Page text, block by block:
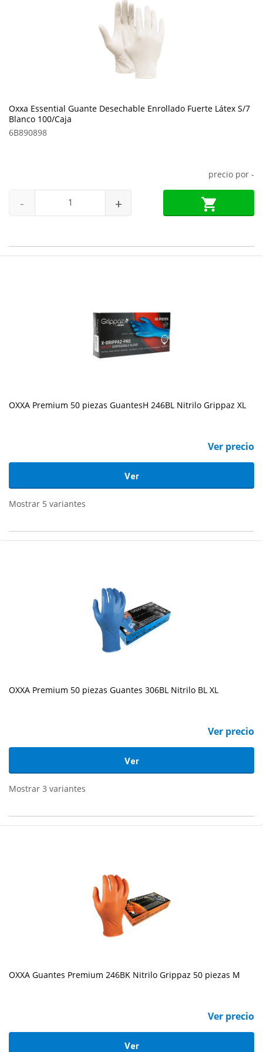
Oxxa Essential Guante Desechable Enrollado Fuerte Látex S/7
Blanco 100/Caja
6B890898
precio por -
- +
OXXA Premium 50 piezas GuantesH 246BL Nitrilo Grippaz XL
Ver precio
Ver
Mostrar 5 variantes
OXXA Premium 50 piezas Guantes 306BL Nitrilo BL XL
Ver precio
Ver
Mostrar 3 variantes
OXXA Guantes Premium 246BK Nitrilo Grippaz 50 piezas M
Ver precio
Ver